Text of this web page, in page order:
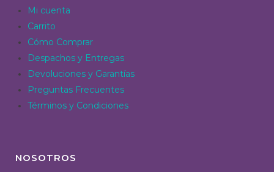
Mi cuenta
Carrito
Cómo Comprar
Despachos y Entregas
Devoluciones y Garantías
Preguntas Frecuentes
Términos y Condiciones
NOSOTROS